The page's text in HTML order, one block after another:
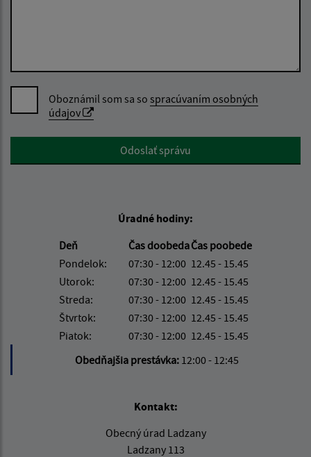
Oboznámil som sa so spracúvaním osobných
údajov
Google reCaptcha ResponseOdoslať správu
Úradné hodiny:
Deň
Čas doobedaČas poobede
Pondelok:
07:30 - 12:00 12.45 - 15.45
Utorok:
07:30 - 12:00 12.45 - 15.45
Streda:
07:30 - 12:00 12.45 - 15.45
Štvrtok:
07:30 - 12:00 12.45 - 15.45
Piatok:
07:30 - 12:00 12.45 - 15.45
Obedňajšia prestávka: 12:00 - 12:45
Kontakt:
Obecný úrad Ladzany
Ladzany 113